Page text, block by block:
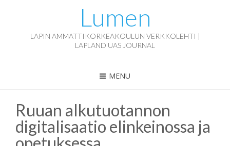
Lumen
LAPIN AMMATTIKORKEAKOULUN VERKKOLEHTI |
LAPLAND UAS JOURNAL
MENU
Ruuan alkutuotannon
digitalisaatio elinkeinossa ja